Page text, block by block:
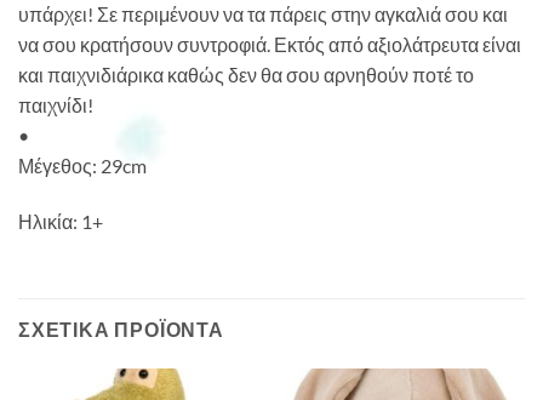
υπάρχει! Σε περιμένουν να τα πάρεις στην αγκαλιά σου και
να σου κρατήσουν συντροφιά. Εκτός από αξιολάτρευτα είναι
και παιχνιδιάρικα καθώς δεν θα σου αρνηθούν ποτέ το
παιχνίδι!
•
Μέγεθος: 29cm
Ηλικία: 1+
ΣΧΕΤΙΚΆ ΠΡΟΪΌΝΤΑ